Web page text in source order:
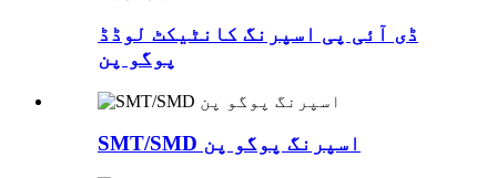
ڈی آئی پی اسپرنگ کانٹیکٹ لوڈڈ
پوگو پن
SMT/SMD اسپرنگ پوگو پن